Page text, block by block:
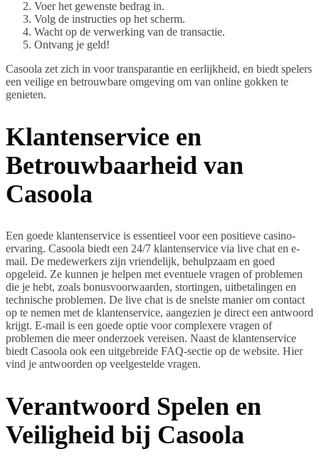
Voer het gewenste bedrag in.
Volg de instructies op het scherm.
Wacht op de verwerking van de transactie.
Ontvang je geld!
Casoola zet zich in voor transparantie en eerlijkheid, en biedt spelers
een veilige en betrouwbare omgeving om van online gokken te
genieten.
Klantenservice en
Betrouwbaarheid van
Casoola
Een goede klantenservice is essentieel voor een positieve casino-
ervaring. Casoola biedt een 24/7 klantenservice via live chat en e-
mail. De medewerkers zijn vriendelijk, behulpzaam en goed
opgeleid. Ze kunnen je helpen met eventuele vragen of problemen
die je hebt, zoals bonusvoorwaarden, stortingen, uitbetalingen en
technische problemen. De live chat is de snelste manier om contact
op te nemen met de klantenservice, aangezien je direct een antwoord
krijgt. E-mail is een goede optie voor complexere vragen of
problemen die meer onderzoek vereisen. Naast de klantenservice
biedt Casoola ook een uitgebreide FAQ-sectie op de website. Hier
vind je antwoorden op veelgestelde vragen.
Verantwoord Spelen en
Veiligheid bij Casoola